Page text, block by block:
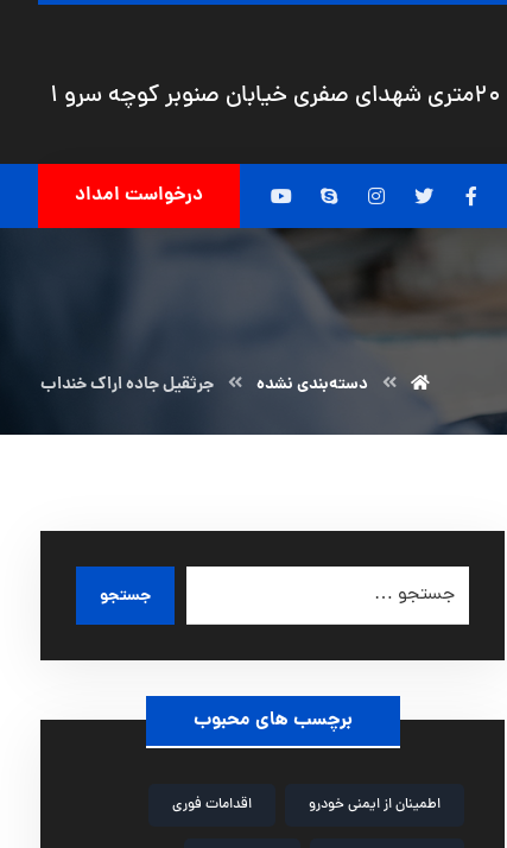
درخواست امداد
دسته‌بندی نشده جرثقیل جاده اراک خنداب
جستجو
برچسب های محبوب
اطمینان از ایمنی خودرو اقدامات فوری